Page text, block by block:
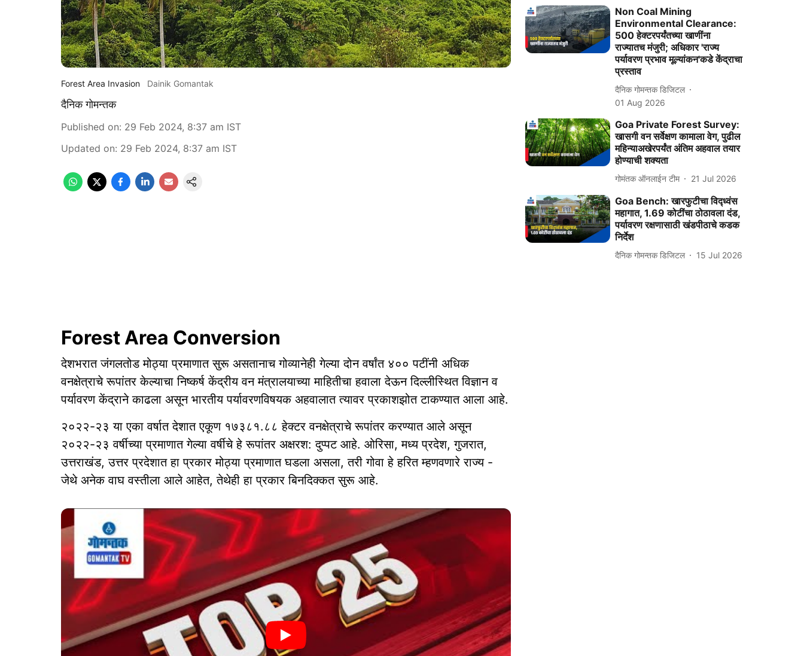
Forest Area Invasion Dainik Gomantak
दैनिक गोमन्तक
Published on: 29 Feb 2024, 8:37 am IST
Updated on: 29 Feb 2024, 8:37 am IST
Forest Area Conversion
देशभरात जंगलतोड मोठ्या प्रमाणात सुरू असतानाच गोव्यानेही गेल्या दोन वर्षांत ४०० पटींनी अधिक
वनक्षेत्राचे रूपांतर केल्याचा निष्कर्ष केंद्रीय वन मंत्रालयाच्या माहितीचा हवाला देऊन दिल्लीस्थित विज्ञान व
पर्यावरण केंद्राने काढला असून भारतीय पर्यावरणविषयक अहवालात त्यावर प्रकाशझोत टाकण्यात आला आहे.
२०२२-२३ या एका वर्षात देशात एकूण १७३८१.८८ हेक्टर वनक्षेत्राचे रूपांतर करण्यात आले असून
२०२२-२३ वर्षीच्या प्रमाणात गेल्या वर्षीचे हे रूपांतर अक्षरश: दुप्पट आहे. ओरिसा, मध्य प्रदेश, गुजरात,
उत्तराखंड, उत्तर प्रदेशात हा प्रकार मोठ्या प्रमाणात घडला असला, तरी गोवा हे हरित म्हणवणारे राज्य -
जेथे अनेक वाघ वस्तीला आले आहेत, तेथेही हा प्रकार बिनदिक्कत सुरू आहे.
Non Coal Mining
Environmental Clearance:
500 हेक्टरपर्यंतच्या खाणींना
राज्यातच मंजुरी; अधिकार 'राज्य
पर्यावरण प्रभाव मूल्यांकन'कडे केंद्राचा
प्रस्ताव
दैनिक गोमन्तक डिजिटल
01 Aug 2026
Goa Private Forest Survey:
खासगी वन सर्वेक्षण कामाला वेग, पुढील
महिन्याअखेरपर्यंत अंतिम अहवाल तयार
होण्याची शक्यता
गोमंतक ऑनलाईन टीम 21 Jul 2026
Goa Bench: खारफुटीचा विद्ध्वंस
महागात, 1.69 कोटींचा ठोठावला दंड,
पर्यावरण रक्षणासाठी खंडपीठाचे कडक
निर्देश
दैनिक गोमन्तक डिजिटल 15 Jul 2026